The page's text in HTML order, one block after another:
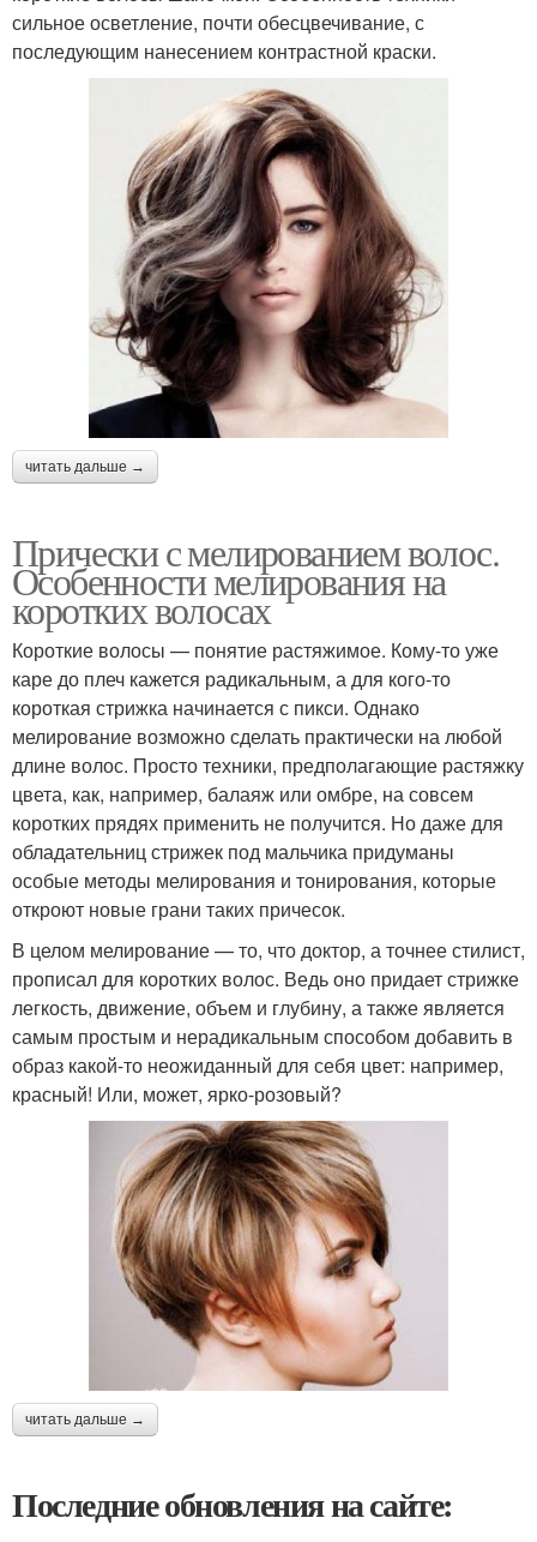
сильное осветление, почти обесцвечивание, с
последующим нанесением контрастной краски.
читать дальше →
Прически с мелированием волос.
Особенности мелирования на
коротких волосах
Короткие волосы — понятие растяжимое. Кому-то уже
каре до плеч кажется радикальным, а для кого-то
короткая стрижка начинается с пикси. Однако
мелирование возможно сделать практически на любой
длине волос. Просто техники, предполагающие растяжку
цвета, как, например, балаяж или омбре, на совсем
коротких прядях применить не получится. Но даже для
обладательниц стрижек под мальчика придуманы
особые методы мелирования и тонирования, которые
откроют новые грани таких причесок.
В целом мелирование — то, что доктор, а точнее стилист,
прописал для коротких волос. Ведь оно придает стрижке
легкость, движение, объем и глубину, а также является
самым простым и нерадикальным способом добавить в
образ какой-то неожиданный для себя цвет: например,
красный! Или, может, ярко-розовый?
читать дальше →
Последние обновления на сайте: